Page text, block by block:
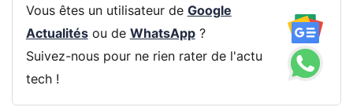
Vous êtes un utilisateur de Google
Actualitésou de WhatsApp?
Suivez-nous pour ne rien rater de l'actu
tech !